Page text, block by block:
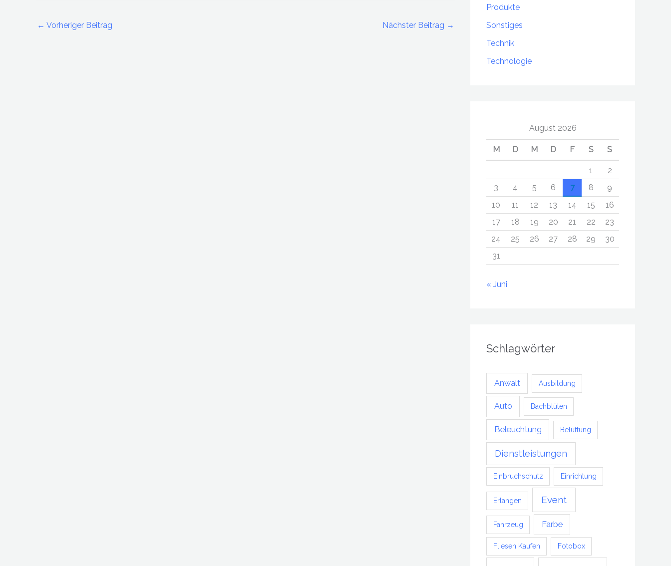
← Vorheriger Beitrag Nächster Beitrag →
Produkte
Sonstiges
Technik
Technologie
August 2026
M D M D F S S
1
2
3
4 5 6 7 8
9
10
11 12 13 14 15
16
17
18 19 20 21 22
23
24
25 26 27 28 29
30
31
« Juni
Schlagwörter
Anwalt Ausbildung
Auto Bachblüten
Beleuchtung Belüftung
Dienstleistungen
Einbruchschutz Einrichtung
Erlangen Event
Fahrzeug Farbe
Fliesen Kaufen Fotobox